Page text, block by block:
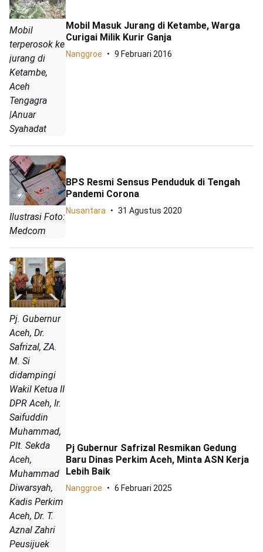
Mobil
terperosok ke
jurang di
Ketambe,
Aceh
Tengagra
|Anuar
Syahadat
Mobil Masuk Jurang di Ketambe, Warga
Curigai Milik Kurir Ganja
Nanggroe 9 Februari 2016
Ilustrasi Foto:
Medcom
BPS Resmi Sensus Penduduk di Tengah
Pandemi Corona
Nusantara 31 Agustus 2020
Pj. Gubernur
Aceh, Dr.
Safrizal, ZA.
M. Si
didampingi
Wakil Ketua II
DPR Aceh, Ir.
Saifuddin
Muhammad,
Plt. Sekda
Aceh,
Muhammad
Diwarsyah,
Kadis Perkim
Aceh, Dr. T.
Aznal Zahri
Peusijuek
Pj Gubernur Safrizal Resmikan Gedung
Baru Dinas Perkim Aceh, Minta ASN Kerja
Lebih Baik
Nanggroe 6 Februari 2025